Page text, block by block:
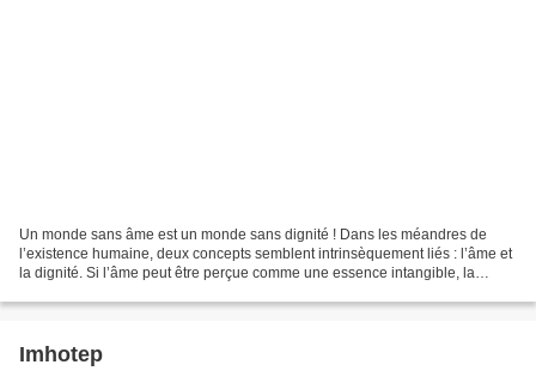
Un monde sans âme est un monde sans dignité ! Dans les méandres de
l’existence humaine, deux concepts semblent intrinsèquement liés : l’âme et
la dignité. Si l’âme peut être perçue comme une essence intangible, la
Imhotep